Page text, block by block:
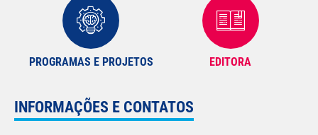
PROGRAMAS E PROJETOS EDITORA
INFORMAÇÕES E CONTATOS